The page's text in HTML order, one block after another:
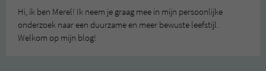
Hi, ik ben Merel! Ik neem je graag mee in mijn persoonlijke
onderzoek naar een duurzame en meer bewuste leefstijl.
Welkom op mijn blog!